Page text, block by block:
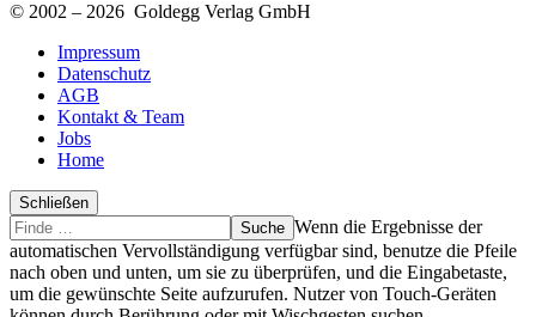
© 2002 – 2026 Goldegg Verlag GmbH
Impressum
Datenschutz
AGB
Kontakt & Team
Jobs
Home
Schließen
Suche
Finde
…
Wenn die Ergebnisse der
automatischen Vervollständigung verfügbar sind, benutze die Pfeile
nach oben und unten, um sie zu überprüfen, und die Eingabetaste,
um die gewünschte Seite aufzurufen. Nutzer von Touch-Geräten